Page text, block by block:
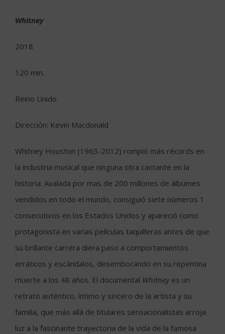
Whitney
2018
120 min.
Reino Unido
Dirección: Kevin Macdonald
Whitney Houston (1963-2012) rompió más récords en
la industria musical que ninguna otra cantante en la
historia. Avalada por mas de 200 millones de álbumes
vendidos en todo el mundo, consiguió siete números 1
consecutivos en los Estados Unidos y apareció como
protagonista en varias películas taquilleras antes de que
su brillante carrera diera paso a comportamientos
erráticos y escándalos, desembocando en su repentina
muerte a los 48 años. El documental Whitney es un
retrato auténtico, íntimo y sincero de la artista y su
familia, que más allá de titulares sensacionalistas arroja
luz a la fascinante trayectoria de la vida de la famosa